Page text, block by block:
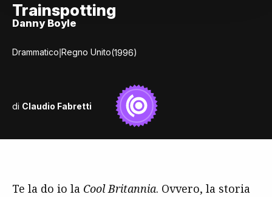
Trainspotting
Danny Boyle
Drammatico|Regno Unito(1996)
di Claudio Fabretti
Te la do io la Cool Britannia. Ovvero, la storia